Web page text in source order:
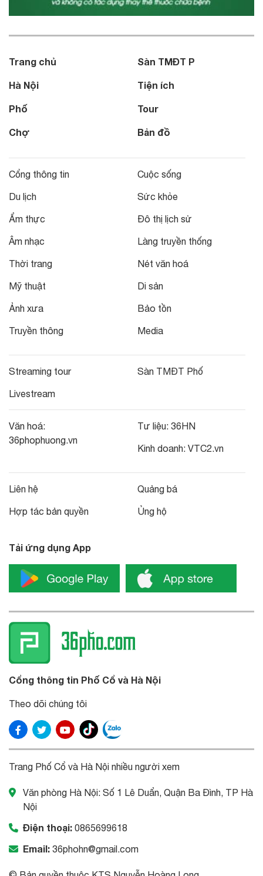
Trang chủ
Hà Nội
Phố
Chợ
Sàn TMĐT P
Tiện ích
Tour
Bản đồ
Cổng thông tin
Du lịch
Ẩm thực
Âm nhạc
Thời trang
Mỹ thuật
Ảnh xưa
Truyền thông
Cuộc sống
Sức khỏe
Đô thị lịch sử
Làng truyền thống
Nét văn hoá
Di sản
Bảo tồn
Media
Streaming tour
Livestream
Sàn TMĐT Phố
Văn hoá:
36phophuong.vn
Tư liệu: 36HN
Kinh doanh: VTC2.vn
Liên hệ
Hợp tác bản quyền
Quảng bá
Ủng hộ
Tải ứng dụng App
Cổng thông tin Phố Cổ và Hà Nội
Theo dõi chúng tôi
Trang Phố Cổ và Hà Nội nhiều người xem
Văn phòng Hà Nội: Số 1 Lê Duẩn, Quận Ba Đình, TP Hà
Nội
Điện thoại: 0865699618
Email: 36phohn@gmail.com